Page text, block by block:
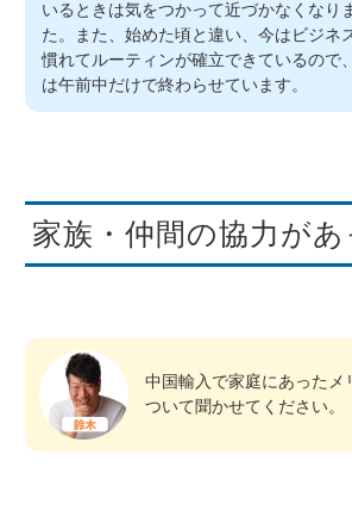
いるときは気をつかって近づかなくなり
た。また、始めた頃と違い、今はビジネ
慣れてルーティンが確立できているので
は午前中だけで終わらせています。
家族・仲間の協力が
中国輸入で家庭にあったメ
ついて聞かせてください。